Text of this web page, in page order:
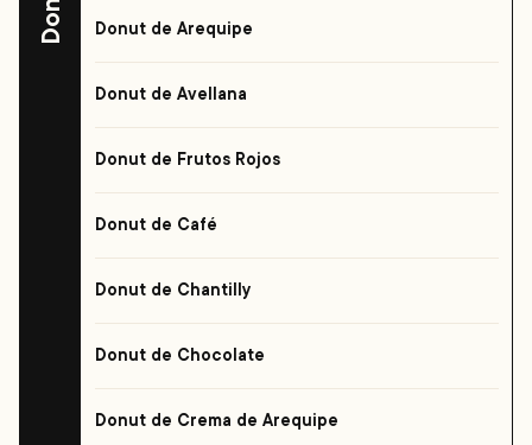
Donut de Arequipe
Donut de Avellana
Donut de Frutos Rojos
Donut de Café
Donut de Chantilly
Donut de Chocolate
Donut de Crema de Arequipe